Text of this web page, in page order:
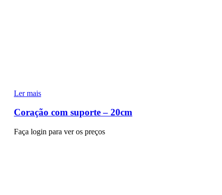
Ler mais
Coração com suporte – 20cm
Faça login para ver os preços